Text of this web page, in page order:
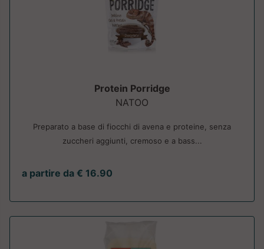
Protein Porridge
NATOO
Preparato a base di fiocchi di avena e proteine, senza
zuccheri aggiunti, cremoso e a bass...
a partire da € 16.90